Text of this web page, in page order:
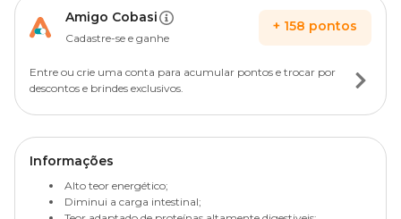
Amigo Cobasi
Cadastre-se e ganhe
+ 158 pontos
Entre ou crie uma conta para acumular pontos e trocar por
descontos e brindes exclusivos.
Informações
Alto teor energético;
Diminui a carga intestinal;